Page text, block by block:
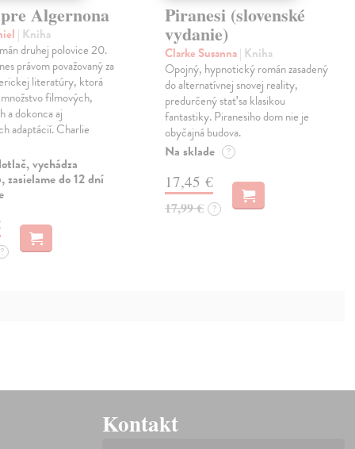
Algernona
| Kniha
druhej polovice 20.
právom považovaný za
literatúry, ktorá
filmových,
a dokonca aj
adaptácií. Charlie
vychádza
do 12 dní
?
Piranesi (slovenské
vydanie)
Clarke Susanna| Kniha
Opojný, hypnotický román zasadený
do alternatívnej snovej reality,
predurčený stať sa klasikou
fantastiky. Piranesiho dom nie je
obyčajná budova.
Na sklade ?
17,45 €
17,99 € ?
Kontakt